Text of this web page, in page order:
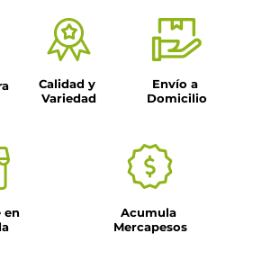
Calidad y
Variedad
Envío a
Domicilio
en
Acumula
Mercapesos